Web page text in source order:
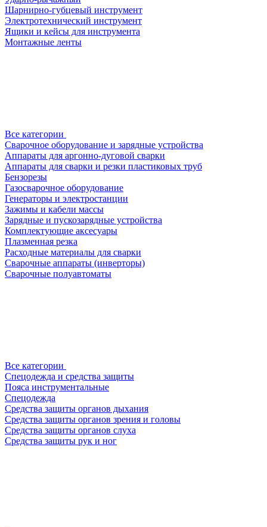
Шарнирно-губцевый инструмент
Электротехнический инструмент
Ящики и кейсы для инструмента
Монтажные ленты
Все категории
Сварочное оборудование и зарядные устройства
Аппараты для аргонно-дуговой сварки
Аппараты для сварки и резки пластиковых труб
Бензорезы
Газосварочное оборудование
Генераторы и электростанции
Зажимы и кабели массы
Зарядные и пускозарядные устройства
Комплектующие аксесуары
Плазменная резка
Расходные материалы для сварки
Сварочные аппараты (инверторы)
Сварочные полуавтоматы
Все категории
Спецодежда и средства защиты
Пояса инструментальные
Спецодежда
Средства защиты органов дыхания
Средства защиты органов зрения и головы
Средства защиты органов слуха
Средства защиты рук и ног